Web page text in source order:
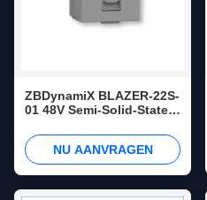
ZBDynamiX BLAZER-22S-
01 48V Semi-Solid-State
22Ah Capacity, 50A
Continuous Discharge,
110A Peak Discharge
NU AANVRAGEN